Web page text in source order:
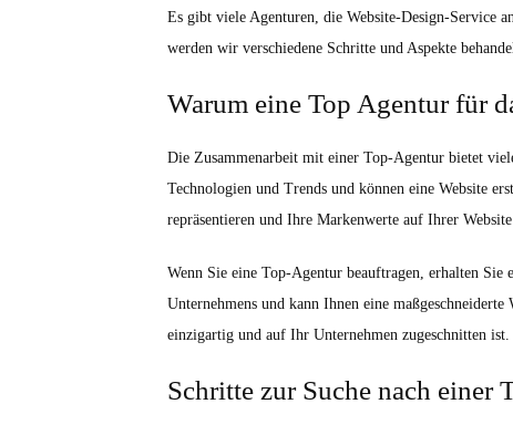
Es gibt viele Agenturen, die Website-Design-Service
werden wir verschiedene Schritte und Aspekte
Warum eine Top Agentur für
Die Zusammenarbeit mit einer Top-Agentur bietet
Technologien und Trends und können eine Website
repräsentieren und Ihre Markenwerte auf Ihrer
Wenn Sie eine Top-Agentur beauftragen, erhalten
Unternehmens und kann Ihnen eine
einzigartig und auf Ihr Unternehmen zugeschnitten ist.
Schritte zur Suche nach einer